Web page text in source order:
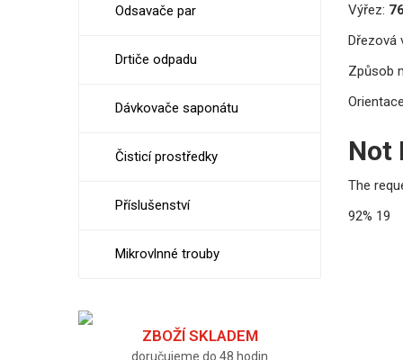
Výřez:
Dřezová
Způsob
Not
The
92% 19
Odsavače par
Drtiče odpadu
Dávkovače saponátu
Čisticí prostředky
Příslušenství
Mikrovlnné trouby
ZBOŽÍ SKLADEM
doručujeme do 48 hodin